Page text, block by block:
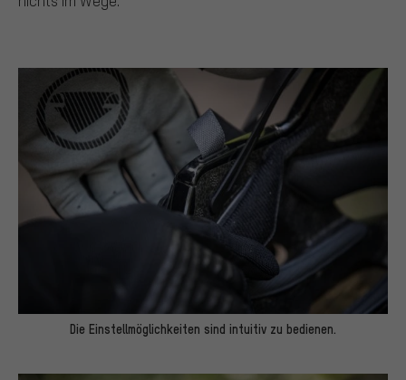
Die Einstellmöglichkeiten sind intuitiv zu bedienen.